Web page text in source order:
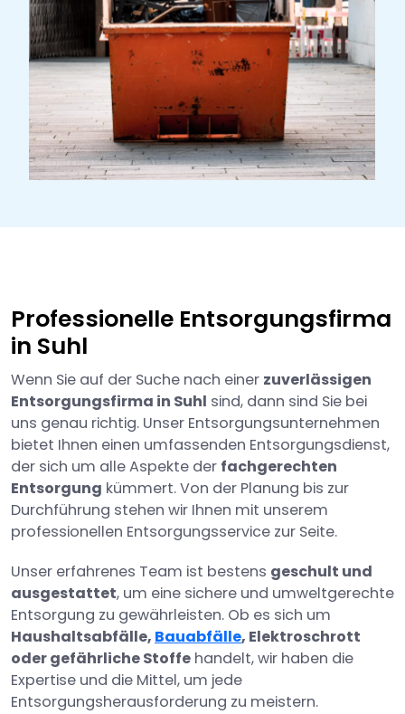
Professionelle Entsorgungsfirma
in Suhl
Wenn Sie auf der Suche nach einer zuverlässigen
Entsorgungsfirma in Suhl sind, dann sind Sie bei
uns genau richtig. Unser Entsorgungsunternehmen
bietet Ihnen einen umfassenden Entsorgungsdienst,
der sich um alle Aspekte der fachgerechten
Entsorgung kümmert. Von der Planung bis zur
Durchführung stehen wir Ihnen mit unserem
professionellen Entsorgungsservice zur Seite.
Unser erfahrenes Team ist bestens geschult und
ausgestattet, um eine sichere und umweltgerechte
Entsorgung zu gewährleisten. Ob es sich um
Haushaltsabfälle, Bauabfälle, Elektroschrott
oder gefährliche Stoffe handelt, wir haben die
Expertise und die Mittel, um jede
Entsorgungsherausforderung zu meistern.